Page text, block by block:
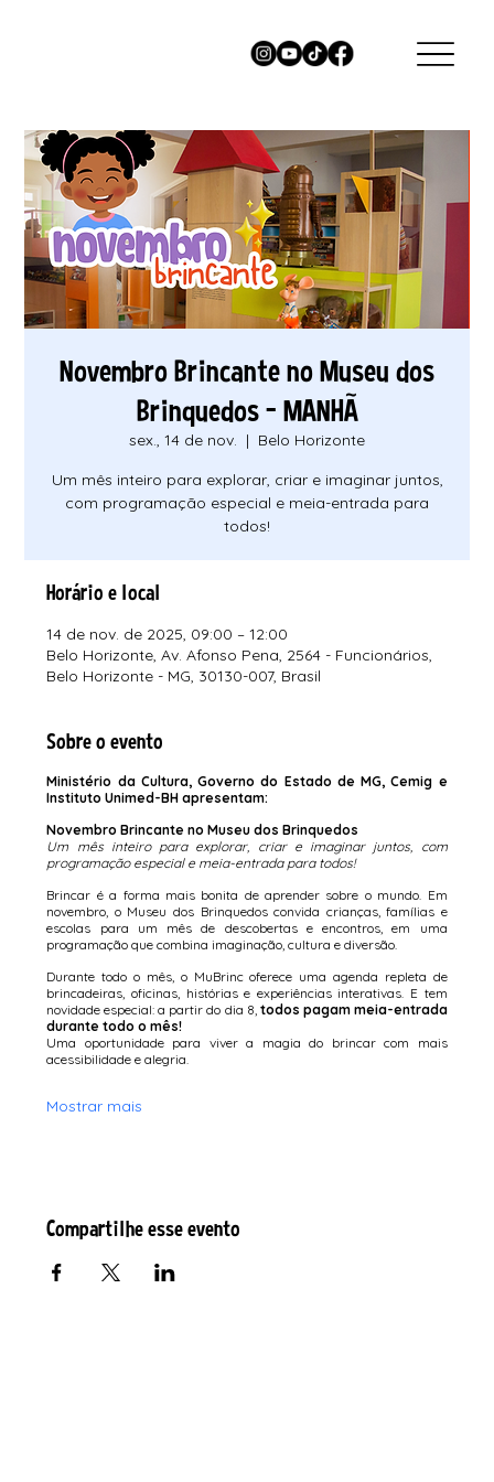
Novembro Brincante no Museu dos
Brinquedos - MANHÃ
sex., 14 de nov.
  |
Belo Horizonte
Um mês inteiro para explorar, criar e imaginar juntos,
com programação especial e meia-entrada para
todos!
Horário e local
14 de nov. de 2025, 09:00 – 12:00
Belo Horizonte, Av. Afonso Pena, 2564 - Funcionários,
Belo Horizonte - MG, 30130-007, Brasil
Sobre o evento
Ministério da Cultura, Governo do Estado de MG, Cemig e
Instituto Unimed-BH apresentam:
Novembro Brincante no Museu dos Brinquedos
Um mês inteiro para explorar, criar e imaginar juntos, com
programação especial e meia-entrada para todos!
Brincar é a forma mais bonita de aprender sobre o mundo. Em
novembro, o Museu dos Brinquedos convida crianças, famílias e
escolas para um mês de descobertas e encontros, em uma
programação que combina imaginação, cultura e diversão.
Durante todo o mês, o MuBrinc oferece uma agenda repleta de
brincadeiras, oficinas, histórias e experiências interativas. E tem
novidade especial: a partir do dia 8, todos pagam meia-entrada
durante todo o mês!
Uma oportunidade para viver a magia do brincar com mais
acessibilidade e alegria.
Mostrar mais
Compartilhe esse evento